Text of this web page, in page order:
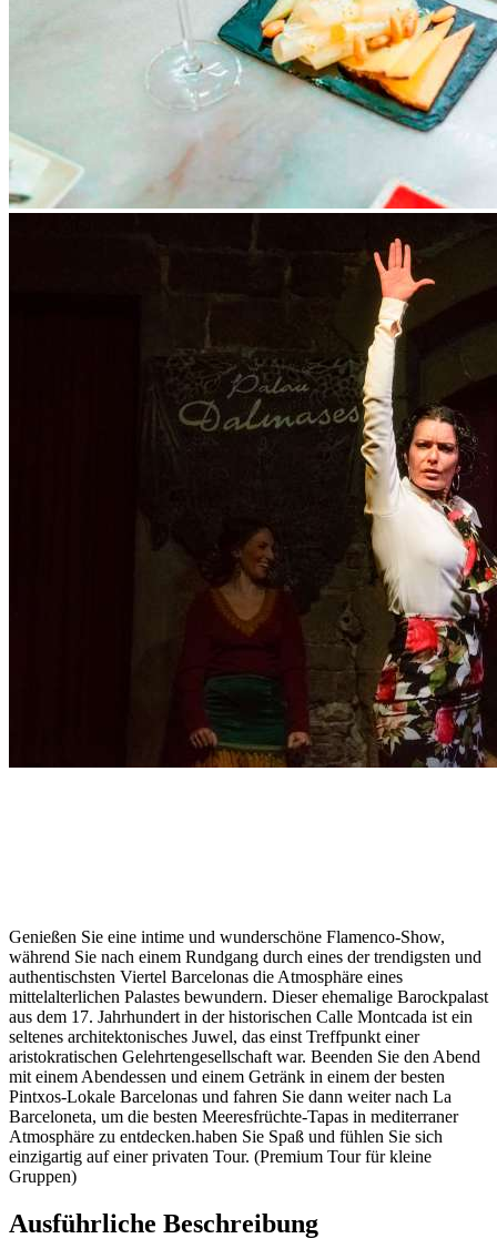
Genießen Sie eine intime und wunderschöne Flamenco-Show,
während Sie nach einem Rundgang durch eines der trendigsten und
authentischsten Viertel Barcelonas die Atmosphäre eines
mittelalterlichen Palastes bewundern. Dieser ehemalige Barockpalast
aus dem 17. Jahrhundert in der historischen Calle Montcada ist ein
seltenes architektonisches Juwel, das einst Treffpunkt einer
aristokratischen Gelehrtengesellschaft war. Beenden Sie den Abend
mit einem Abendessen und einem Getränk in einem der besten
Pintxos-Lokale Barcelonas und fahren Sie dann weiter nach La
Barceloneta, um die besten Meeresfrüchte-Tapas in mediterraner
Atmosphäre zu entdecken.haben Sie Spaß und fühlen Sie sich
einzigartig auf einer privaten Tour. (Premium Tour für kleine
Gruppen)
Ausführliche Beschreibung